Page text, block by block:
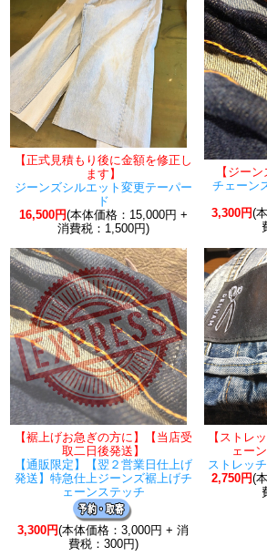
【正式見積もり後に金額を修正し
ます】
ジーンズシルエット変更テーパー
ド
16,500円(本体価格：15,000円 +
消費税：1,500円)
【ジー
チェーン
3,300円(
【裾上げお急ぎの方に】【当店受
取二日後発送】
【通販限定】【翌２営業日仕上げ
発送】特急仕上ジーンズ裾上げチ
ェーンステッチ
3,300円(本体価格：3,000円 + 消
費税：300円)
【ストレ
ェー
ストレッ
2,750円(